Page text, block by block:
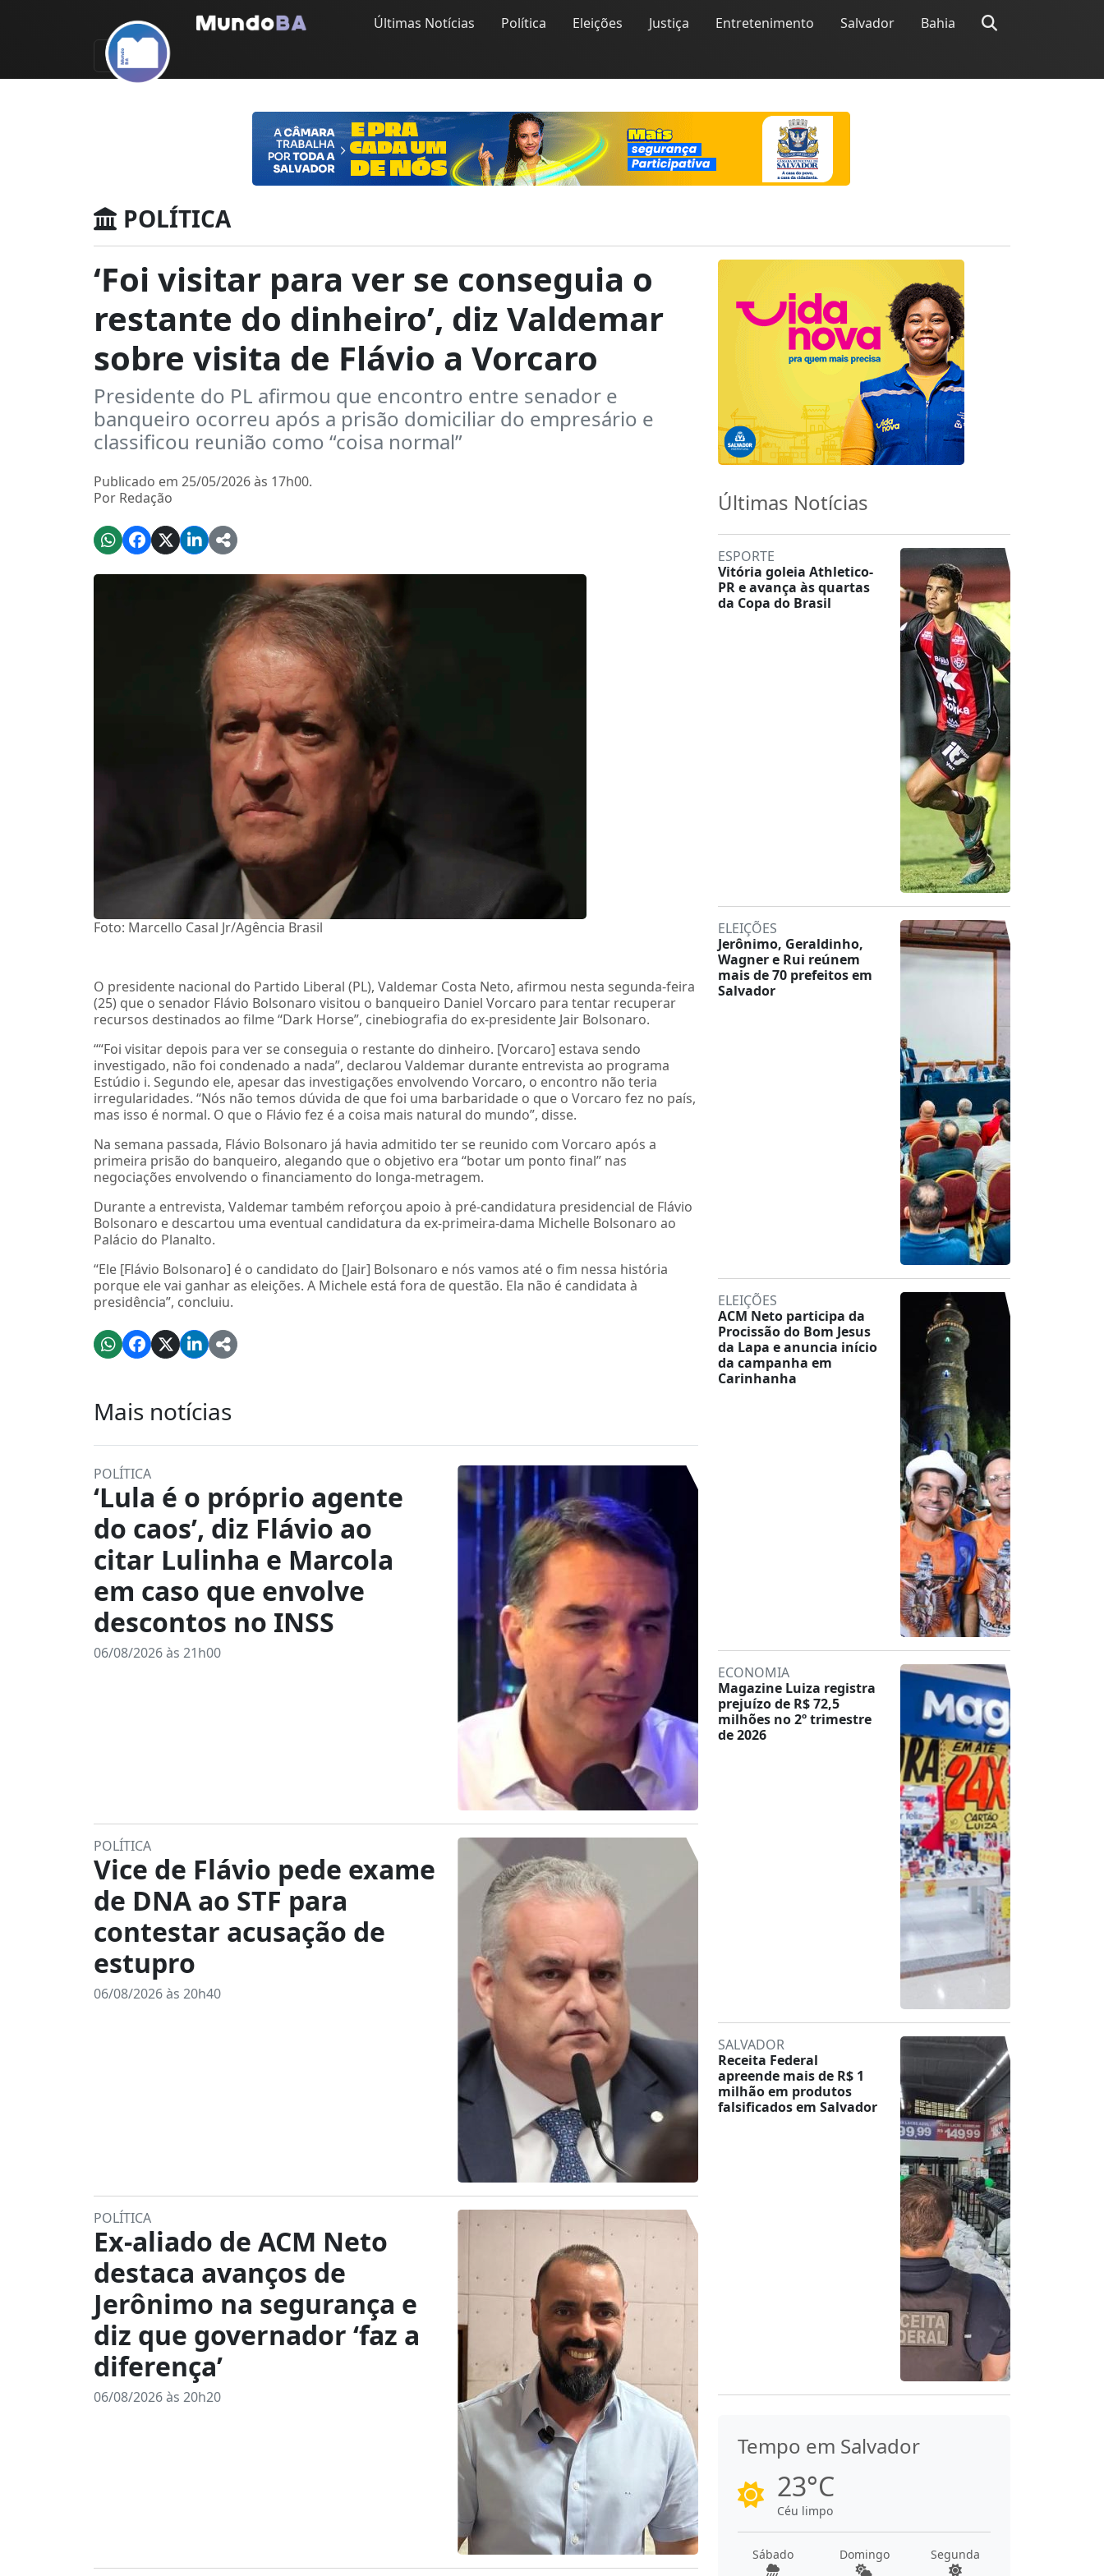
Últimas Notícias Política Eleições Justiça Entretenimento Salvador Bahia
POLÍTICA
‘Foi visitar para ver se conseguia o
restante do dinheiro’, diz Valdemar
sobre visita de Flávio a Vorcaro
Presidente do PL afirmou que encontro entre senador e
banqueiro ocorreu após a prisão domiciliar do empresário e
classificou reunião como “coisa normal”
Publicado em 25/05/2026 às 17h00.
Por Redação
Foto: Marcello Casal Jr/Agência Brasil
O presidente nacional do Partido Liberal (PL), Valdemar Costa Neto, afirmou nesta segunda-feira
(25) que o senador Flávio Bolsonaro visitou o banqueiro Daniel Vorcaro para tentar recuperar
recursos destinados ao filme “Dark Horse”, cinebiografia do ex-presidente Jair Bolsonaro.
““Foi visitar depois para ver se conseguia o restante do dinheiro. [Vorcaro] estava sendo
investigado, não foi condenado a nada”, declarou Valdemar durante entrevista ao programa
Estúdio i. Segundo ele, apesar das investigações envolvendo Vorcaro, o encontro não teria
irregularidades. “Nós não temos dúvida de que foi uma barbaridade o que o Vorcaro fez no país,
mas isso é normal. O que o Flávio fez é a coisa mais natural do mundo”, disse.
Na semana passada, Flávio Bolsonaro já havia admitido ter se reunido com Vorcaro após a
primeira prisão do banqueiro, alegando que o objetivo era “botar um ponto final” nas
negociações envolvendo o financiamento do longa-metragem.
Durante a entrevista, Valdemar também reforçou apoio à pré-candidatura presidencial de Flávio
Bolsonaro e descartou uma eventual candidatura da ex-primeira-dama Michelle Bolsonaro ao
Palácio do Planalto.
“Ele [Flávio Bolsonaro] é o candidato do [Jair] Bolsonaro e nós vamos até o fim nessa história
porque ele vai ganhar as eleições. A Michele está fora de questão. Ela não é candidata à
presidência”, concluiu.
Mais notícias
POLÍTICA
‘Lula é o próprio agente
do caos’, diz Flávio ao
citar Lulinha e Marcola
em caso que envolve
descontos no INSS
06/08/2026 às 21h00
POLÍTICA
Vice de Flávio pede exame
de DNA ao STF para
contestar acusação de
estupro
06/08/2026 às 20h40
POLÍTICA
Ex-aliado de ACM Neto
destaca avanços de
Jerônimo na segurança e
diz que governador ‘faz a
diferença’
06/08/2026 às 20h20
Últimas Notícias
ESPORTE
Vitória goleia Athletico-
PR e avança às quartas
da Copa do Brasil
ELEIÇÕES
Jerônimo, Geraldinho,
Wagner e Rui reúnem
mais de 70 prefeitos em
Salvador
ELEIÇÕES
ACM Neto participa da
Procissão do Bom Jesus
da Lapa e anuncia início
da campanha em
Carinhanha
ECONOMIA
Magazine Luiza registra
prejuízo de R$ 72,5
milhões no 2º trimestre
de 2026
SALVADOR
Receita Federal
apreende mais de R$ 1
milhão em produtos
falsificados em Salvador
Tempo em Salvador
23°C
Céu limpo
Sábado Domingo Segunda